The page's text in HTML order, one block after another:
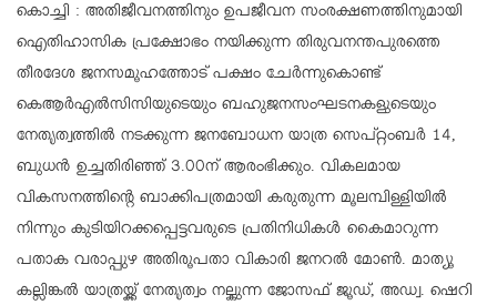
കൊച്ചി : അതിജീവനത്തിനും ഉപജീവന സംരക്ഷണത്തിനുമായി
ഐതിഹാസിക പ്രക്ഷോഭം നയിക്കുന്ന തിരുവനന്തപുരത്തെ
തീരദേശ ജനസമൂഹത്തോട് പക്ഷം ചേർന്നുകൊണ്ട്
കെആർഎൽസിസിയുടെയും ബഹുജനസംഘടനകളുടെയും
നേതൃത്വത്തിൽ നടക്കുന്ന ജനബോധന യാത്ര സെപ്റ്റംബർ 14,
ബുധൻ ഉച്ചതിരിഞ്ഞ് 3.00ന് ആരംഭിക്കും. വികലമായ
വികസനത്തിന്റെ ബാക്കിപത്രമായി കരുതുന്ന മൂലമ്പിള്ളിയിൽ
നിന്നും കുടിയിറക്കപ്പെട്ടവരുടെ പ്രതിനിധികൾ കൈമാറുന്ന
പതാക വരാപ്പുഴ അതിരൂപതാ വികാരി ജനറൽ മോൺ. മാത്യൂ
കല്ലിങ്കൽ യാത്രയ്ക്ക് നേതൃത്വം നല്കുന്ന ജോസഫ് ജൂഡ്, അഡ്വ. ഷെറി